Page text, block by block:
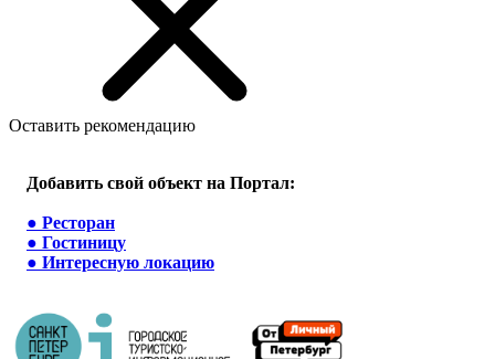
Оставить рекомендацию
Добавить свой объект на Портал:
● Ресторан
● Гостиницу
● Интересную локацию